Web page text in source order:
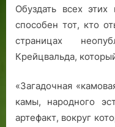
Обуздать всех
способен тот, кто
страницах
Крейцвальда,
«Загадочная
камы, народного
артефакт, вокруг